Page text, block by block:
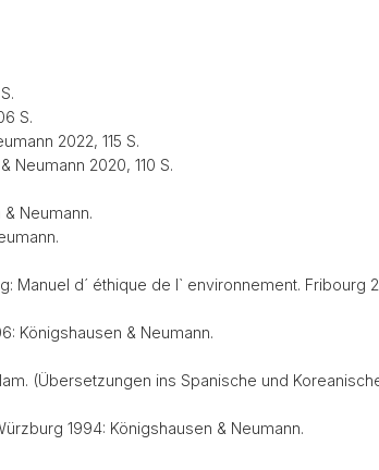
S.
2022, 115 S.
Neumann 2020, 110 S.
Neumann.
d´ éthique de l` environnement. Fribourg
Königshausen & Neumann.
(Übersetzungen ins Spanische und
1994: Königshausen & Neumann.